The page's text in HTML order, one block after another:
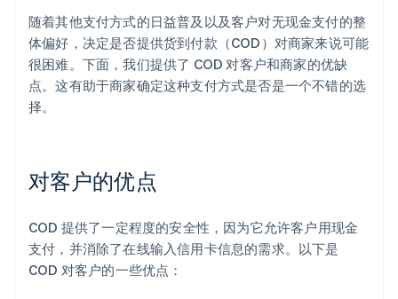
随着其他支付方式的日益普及以及客户对无现金支付的整
体偏好，决定是否提供货到付款（COD）对商家来说可能
很困难。下面，我们提供了 COD 对客户和商家的优缺
点。这有助于商家确定这种支付方式是否是一个不错的选
择。
对客户的优点
COD 提供了一定程度的安全性，因为它允许客户用现金
支付，并消除了在线输入信用卡信息的需求。以下是
COD 对客户的一些优点：